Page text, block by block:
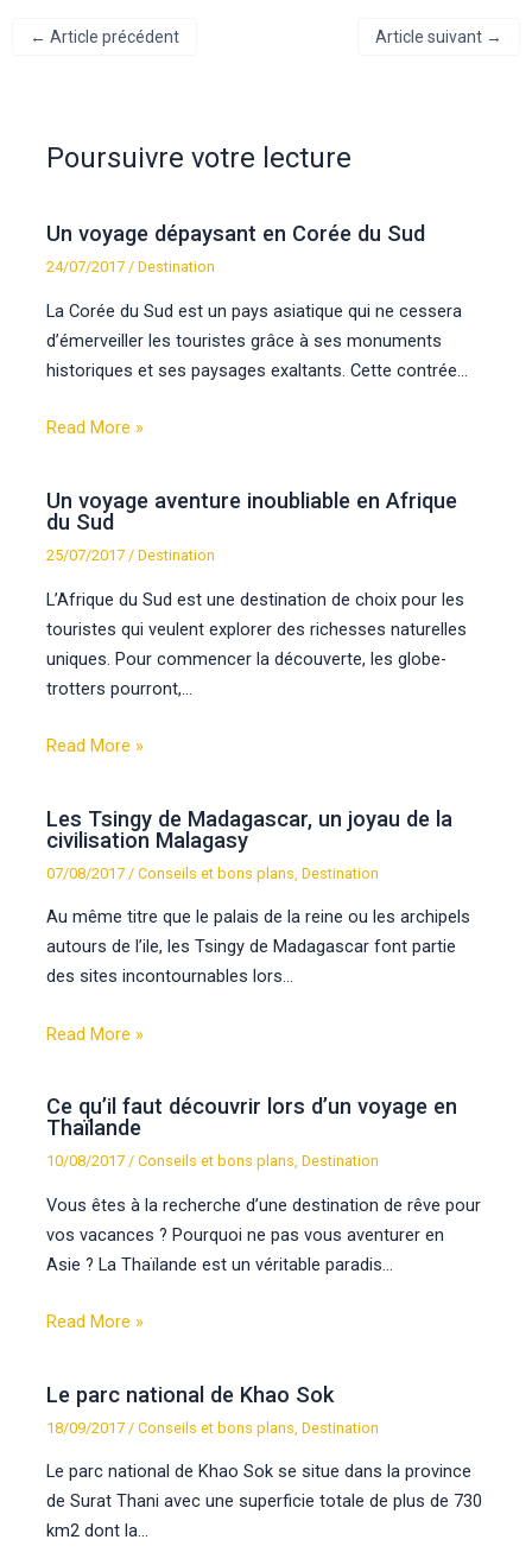
← Article précédent Article suivant →
Poursuivre votre lecture
Un voyage dépaysant en Corée du Sud
24/07/2017/Destination
La Corée du Sud est un pays asiatique qui ne cessera
d’émerveiller les touristes grâce à ses monuments
historiques et ses paysages exaltants. Cette contrée…
Read More »
Un voyage aventure inoubliable en Afrique
du Sud
25/07/2017/Destination
L’Afrique du Sud est une destination de choix pour les
touristes qui veulent explorer des richesses naturelles
uniques. Pour commencer la découverte, les globe-
trotters pourront,…
Read More »
Les Tsingy de Madagascar, un joyau de la
civilisation Malagasy
07/08/2017 /Conseils et bons plans ,Destination
Au même titre que le palais de la reine ou les archipels
autours de l’ile, les Tsingy de Madagascar font partie
des sites incontournables lors…
Read More »
Ce qu’il faut découvrir lors d’un voyage en
Thaïlande
10/08/2017/Conseils et bons plans,Destination
Vous êtes à la recherche d’une destination de rêve pour
vos vacances ? Pourquoi ne pas vous aventurer en
Asie ? La Thaïlande est un véritable paradis…
Read More »
Le parc national de Khao Sok
18/09/2017 /Conseils et bons plans ,Destination
Le parc national de Khao Sok se situe dans la province
de Surat Thani avec une superficie totale de plus de 730
km2 dont la…